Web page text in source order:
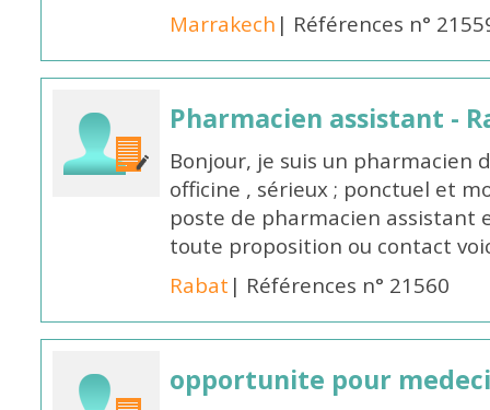
Marrakech | Références n°
Pharmacien assistant -
Bonjour, je suis un pharmacien
officine , sérieux ; ponctuel et
poste de pharmacien
toute proposition ou contact
Rabat | Références n° 21560
opportunite pour